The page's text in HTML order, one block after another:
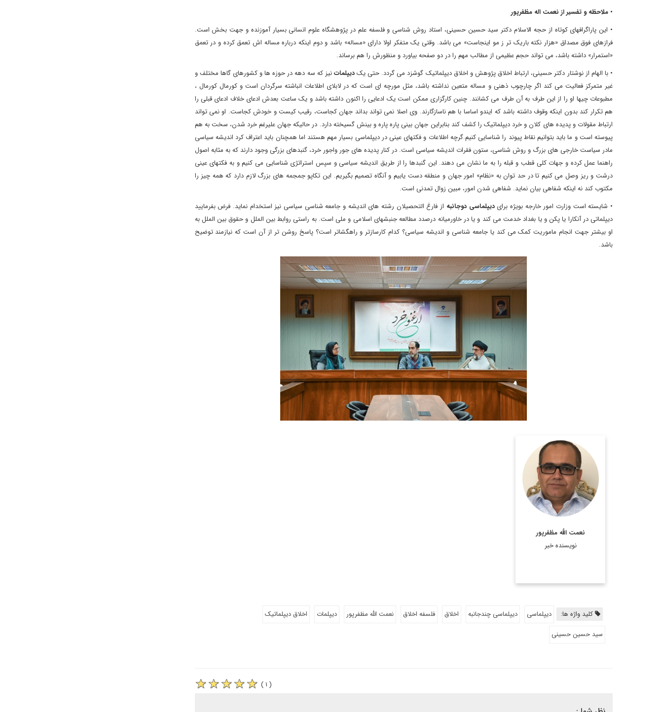
• ملاحظه و تفسیر از نعمت اله مظفرپور
• این پاراگرافهای کوتاه از حجه الاسلام دکتر سید حسین حسینی، استاد روش شناسی و فلسفه علم در پژوهشگاه علوم انسانی بسیار آموزنده و جهت بخش است.
فرازهای فوق مصداق «هزار نکته باریک تر ز مو اینجاست» می باشد. وقتی یک متفکر اولا دارای «مساله» باشد و دوم اینکه درباره مساله اش تعمق کرده و در تعمق
«استمرار» داشته باشد، می تواند حجم عظیمی از مطالب مهم را در دو صفحه بیاورد و منظورش را هم برساند.
• با الهام از نوشتار دکتر حسینی، ارتباط اخلاق پژوهش و اخلاق دیپلماتیک گوشزد می گردد. حتی یکدیپلماتنیز که سه دهه در حوزه ها و کشورهای گاها مختلف و
غیر متمرکز فعالیت می کند اگر چارچوب ذهنی و مساله متعین نداشته باشد، مثل مورچه ای است که در لابلای اطلاعات انباشته سرگردان است و کورمال کورمال ،
مطبوعات چیها او را از این طرف به آن طرف می کشانند. چنین کارگزاری ممکن است یک ادعایی را اکنون داشته باشد و یک ساعت بعدش ادعای خلاف ادعای قبلی را
هم تکرار کند بدون اینکه وقوف داشته باشد که ایندو اساسا با هم ناسازگارند. وی اصلا نمی تواند بداند جهان کجاست، رقیب کیست و خودش کجاست. او نمی تواند
ارتباط مقولات و پدیده های کلان و خرد دیپلماتیک را کشف کند بنابراین جهان بینی پاره پاره و بینش گسیخته دارد. در حالیکه جهان علیرغم خرد شدن، سخت به هم
پیوسته است و ما باید بتوانیم نقاط پیوند را شناسایی کنیم.گرچه اطلاعات و فکتهای عینی در دیپلماسی بسیار مهم هستند اما همچنان باید اعتراف کرد اندیشه سیاسی
مادر سیاست خارجی های بزرگ و روش شناسی، ستون فقرات اندیشه سیاسی است. در کنار پدیده های جور واجور خرد، گنبدهای بزرگی وجود دارند که به مثابه اصول
راهنما عمل کرده و جهات کلی قطب و قبله را به ما نشان می دهند. این گنبدها را از طریق اندیشه سیاسی و سپس استراتژی شناسایی می کنیم و به فکتهای عینی
درشت و ریز وصل می کنیم تا در حد توان به «نظام» امور جهان و منطقه دست یابیم و آنگاه تصمیم بگیریم. این تکاپو جمجمه های بزرگ لازم دارد که همه چیز را
مکتوب کند نه اینکه شفاهی بیان نماید. شفاهی شدن امور، مبین زوال تمدنی است.
• شایسته است وزارت امور خارجه بویژه برایدیپلماسی دوجانبه از فارغ التحصیلان رشته های اندیشه و جامعه شناسی سیاسی نیز استخدام نماید. فرض بفرمایید
دیپلماتی در آنکارا یا پکن و یا بغداد خدمت می کند و یا در خاورمیانه درصدد مطالعه جنبشهای اسلامی و ملی است. به راستی روابط بین الملل و حقوق بین الملل به
او بیشتر جهت انجام ماموریت کمک می کند یا جامعه شناسی و اندیشه سیاسی؟ کدام کارسازتر و راهگشاتر است؟ پاسخ روشن تر از آن است که نیازمند توضیح
باشد.
نعمت الله مظفرپور
نویسنده خبر
پژوهشگر اندیشه سیاسی و
دیپلماسی
اطلاعات بیشتر
کلید واژه ها: دیپلماسی دیپلماسی چندجانبه اخلاق فلسفه اخلاق نعمت الله مظفرپور دیپلمات
اخلاق دیپلماتیک
سید حسین حسینی
( ۱ )